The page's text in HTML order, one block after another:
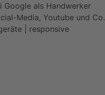
Google als Handwerker
Media, Youtube und Co.
| responsive